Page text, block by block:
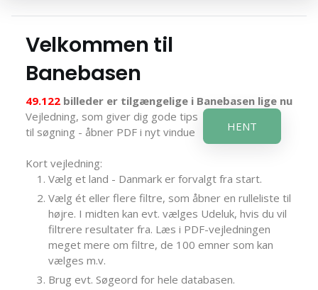
Velkommen til
Banebasen
49.122 billeder er tilgængelige i Banebasen lige nu
Vejledning, som giver dig gode tips
til søgning - åbner PDF i nyt vindue
HENT
Kort vejledning:
Vælg et land - Danmark er forvalgt fra start.
Vælg ét eller flere filtre, som åbner en rulleliste til
højre. I midten kan evt. vælges Udeluk, hvis du vil
filtrere resultater fra. Læs i PDF-vejledningen
meget mere om filtre, de 100 emner som kan
vælges m.v.
Brug evt. Søgeord for hele databasen.